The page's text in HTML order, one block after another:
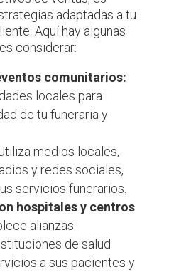
adaptadas a tu
Aquí hay algunas
considerar:
comunitarios:
locales para
de tu funeraria y
medios locales,
y redes sociales,
servicios funerarios.
hospitales y centros
alianzas
de salud
a sus pacientes y